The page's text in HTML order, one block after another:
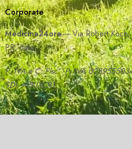
Corporate
Medicina24ore– Via Robert Koch,
PR, Italia
P. IVA e C. Fisc. P. IVA
SDI: M5UXCR1